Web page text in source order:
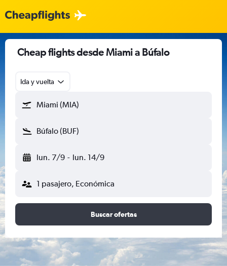
Cheap flights desde Miami a Búfalo
Ida y vuelta
Miami (MIA)
Búfalo (BUF)
lun. 7/9 - lun. 14/9
1 pasajero, Económica
Buscar ofertas